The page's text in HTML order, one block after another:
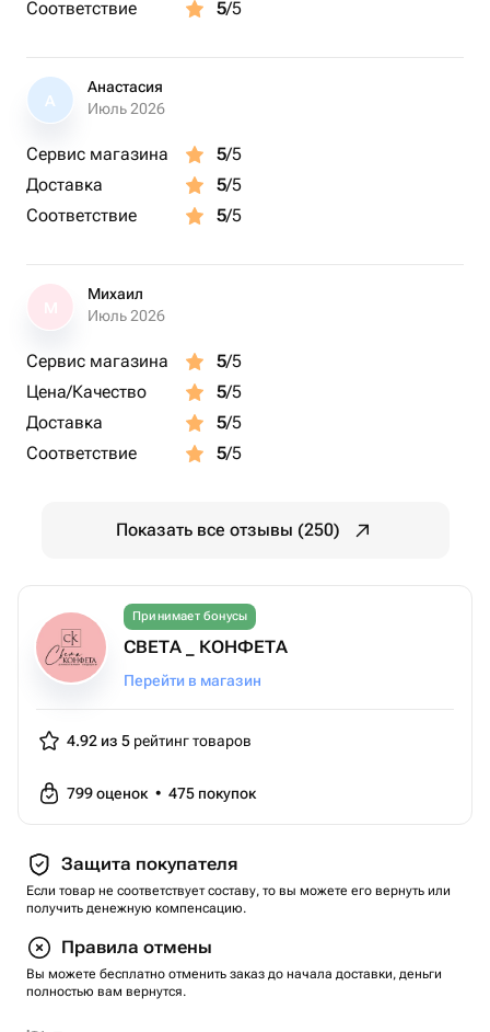
Соответствие 5/5
А
Анастасия
Июль 2026
Сервис магазина 5/5
Доставка
5/5
Соответствие
5/5
Михаил
Июль 2026
Сервис магазина 5/5
Цена/Качество
5/5
Доставка
5/5
Соответствие
5/5
Показать все отзывы (250)
Принимает бонусы
СВЕТА _ КОНФЕТА
Перейти в магазин
4.92 из 5 рейтинг товаров
799оценок • 475 покупок
Защита покупателя
Если товар не соответствует составу, то вы можете его вернуть или
получить денежную компенсацию.
Правила отмены
Вы можете бесплатно отменить заказ до начала доставки, деньги
полностью вам вернутся.